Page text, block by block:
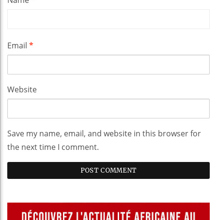
Email *
Website
Save my name, email, and website in this browser for
the next time I comment.